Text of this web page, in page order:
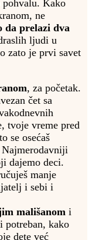
pohvalu. Kako
ne
da prelazi dva
ljudi u
zato je prvi savet
, za početak.
čet sa
tvoje vreme pred
se osećaš
dajemo deci.
manje
i sebi i
mališanom i
potreban, kako
dete već